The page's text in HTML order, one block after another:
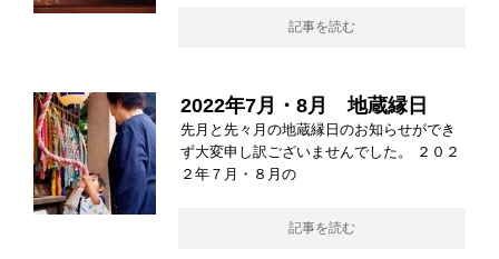
記事を読む
2022年7月・8月 地蔵縁日
先月と先々月の地蔵縁日のお知らせができ
ず大変申し訳ございませんでした。 ２０２
２年７月・８月の
記事を読む